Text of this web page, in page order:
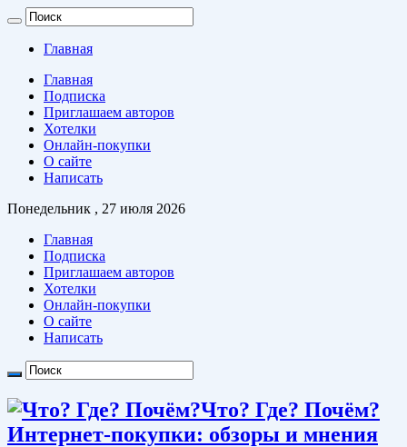
Главная
Главная
Подписка
Приглашаем авторов
Хотелки
Онлайн-покупки
О сайте
Написать
Понедельник , 27 июля 2026
Главная
Подписка
Приглашаем авторов
Хотелки
Онлайн-покупки
О сайте
Написать
Что? Где? Почём?
Интернет-покупки: обзоры и мнения